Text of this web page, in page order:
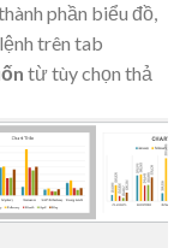
phần biểu đồ,
lệnh trên tab
từ tùy chọn thả